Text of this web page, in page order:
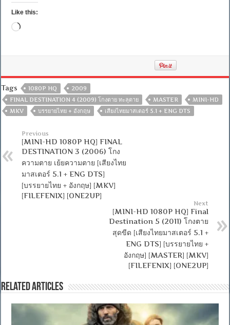
Like this:
Loading…
Tags 1080P HQ
2009
FINAL DESTINATION 4 (2009) โกงตาย ทะลุตาย
MASTER
MINI-HD
MKV
บรรยายไทย + อังกฤษ เสียงไทยมาสเตอร์ 5.1 + ENG DTS
Previous
[MINI-HD 1080P HQ] FINAL
DESTINATION 3 (2006) โกง
ความตาย เย้ยความตาย [เสียงไทย
มาสเตอร์ 5.1 + ENG DTS]
[บรรยายไทย + อังกฤษ] [MKV]
[FILEFENIX] [ONE2UP]
Next
[MINI-HD 1080P HQ] Final
Destination 5 (2011) โกงตาย
สุดขีด [เสียงไทยมาสเตอร์ 5.1 +
ENG DTS] [บรรยายไทย +
อังกฤษ] [MASTER] [MKV]
[FILEFENIX] [ONE2UP]
Related Articles